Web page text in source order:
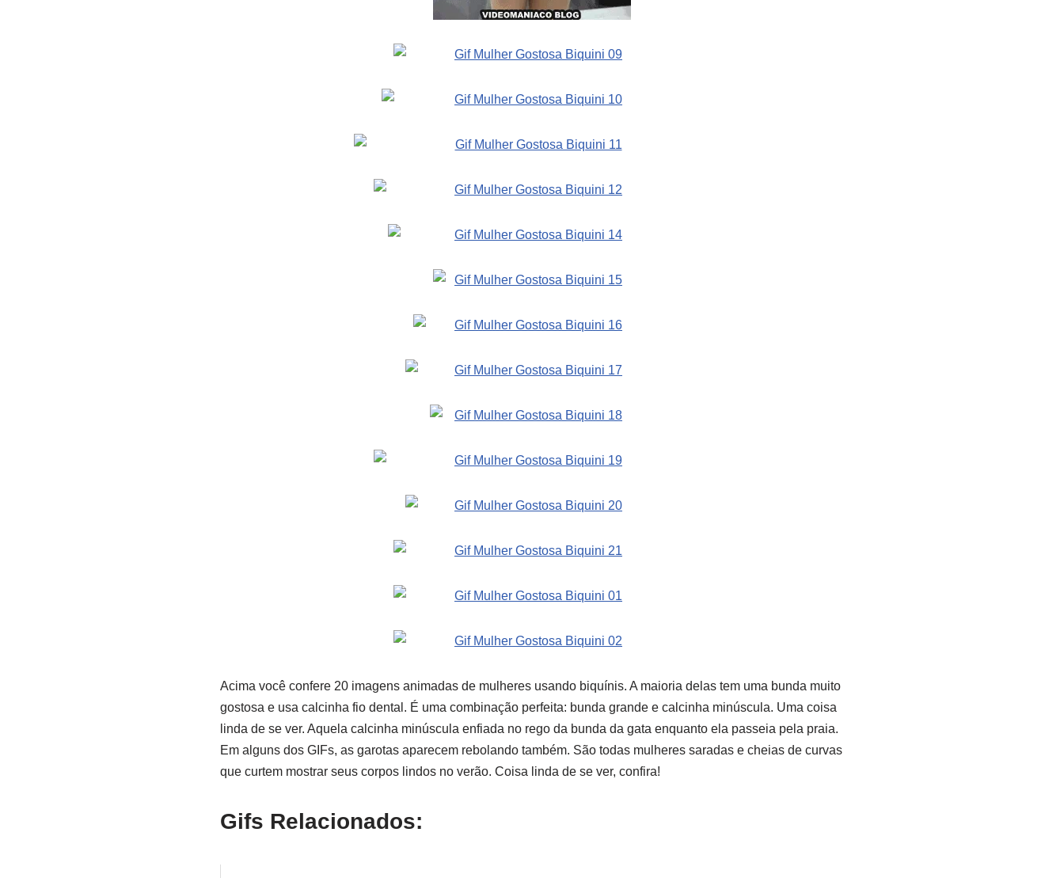
Acima você confere 20 imagens animadas de mulheres usando biquínis. A maioria delas tem uma bunda muito
gostosa e usa calcinha fio dental. É uma combinação perfeita: bunda grande e calcinha minúscula. Uma coisa
linda de se ver. Aquela calcinha minúscula enfiada no rego da bunda da gata enquanto ela passeia pela praia.
Em alguns dos GIFs, as garotas aparecem rebolando também. São todas mulheres saradas e cheias de curvas
que curtem mostrar seus corpos lindos no verão. Coisa linda de se ver, confira!
Gifs Relacionados: